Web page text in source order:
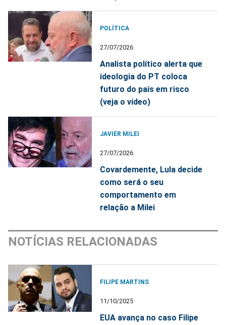
POLÍTICA
27/07/2026
Analista político alerta que
ideologia do PT coloca
futuro do país em risco
(veja o vídeo)
JAVIER MILEI
27/07/2026
Covardemente, Lula decide
como será o seu
comportamento em
relação a Milei
NOTÍCIAS RELACIONADAS
FILIPE MARTINS
11/10/2025
EUA avança no caso Filipe